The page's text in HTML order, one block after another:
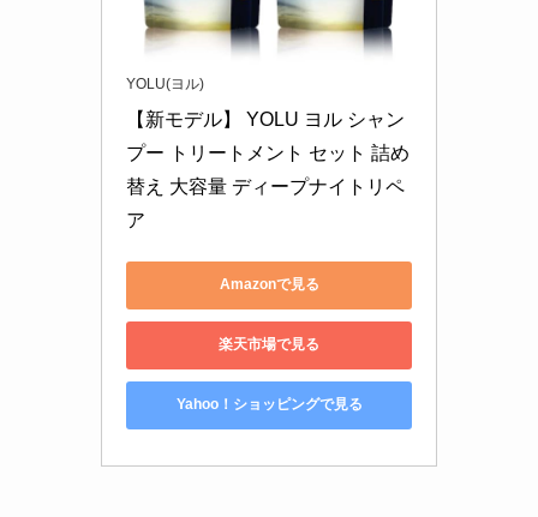
YOLU(ヨル)
【新モデル】 YOLU ヨル シャン
プー トリートメント セット 詰め
替え 大容量 ディープナイトリペ
ア
Amazonで見る
楽天市場で見る
Yahoo！ショッピングで見る